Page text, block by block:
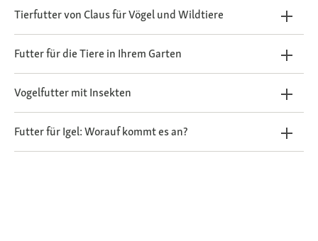
Tierfutter von Claus für Vögel und Wildtiere
Futter für die Tiere in Ihrem Garten
Vogelfutter mit Insekten
Futter für Igel: Worauf kommt es an?